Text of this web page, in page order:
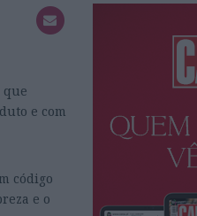
que
e com
código
e o